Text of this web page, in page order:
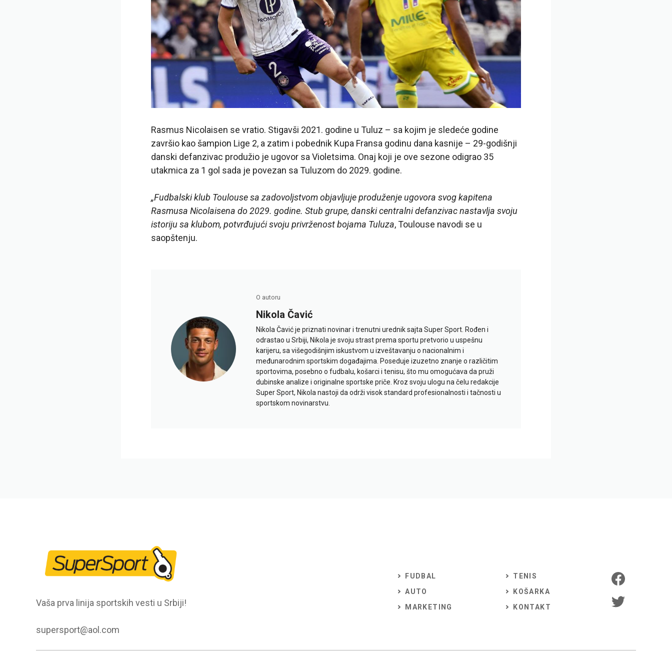
Rasmus Nicolaisen se vratio. Stigavši 2021. godine u Tuluz – sa kojim je sledeće godine
završio kao šampion Lige 2, a zatim i pobednik Kupa Fransa godinu dana kasnije – 29-godišnji
danski defanzivac produžio je ugovor sa Violetsima. Onaj koji je ove sezone odigrao 35
utakmica za 1 gol sada je povezan sa Tuluzom do 2029. godine.
„Fudbalski klub Toulouse sa zadovoljstvom objavljuje produženje ugovora svog kapitena
Rasmusa Nicolaisena do 2029. godine. Stub grupe, danski centralni defanzivac nastavlja svoju
istoriju sa klubom, potvrđujući svoju privrženost bojama Tuluza, Toulouse navodi se u
saopštenju.
O autoru
Nikola Čavić
Nikola Čavić je priznati novinar i trenutni urednik sajta Super Sport. Rođen i
odrastao u Srbiji, Nikola je svoju strast prema sportu pretvorio u uspešnu
karijeru, sa višegodišnjim iskustvom u izveštavanju o nacionalnim i
međunarodnim sportskim događajima. Poseduje izuzetno znanje o različitim
sportovima, posebno o fudbalu, košarci i tenisu, što mu omogućava da pruži
dubinske analize i originalne sportske priče. Kroz svoju ulogu na čelu redakcije
Super Sport, Nikola nastoji da održi visok standard profesionalnosti i tačnosti u
sportskom novinarstvu.
Vaša prva linija sportskih vesti u Srbiji!
supersport@aol.com
FUDBAL
AUTO
MARKETING
TENIS
KOŠARKA
KONTAKT